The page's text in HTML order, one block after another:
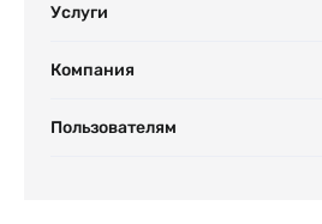
Услуги
Компания
Пользователям